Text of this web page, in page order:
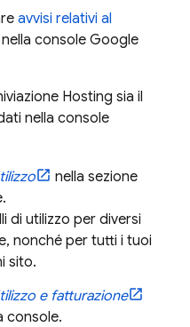
avvisi relativi al
consoleGoogle
Hosting sia il
nella console
nella sezione
di utilizzo per diversi
nonché per tutti i tuoi
sito.
e fatturazione
console.